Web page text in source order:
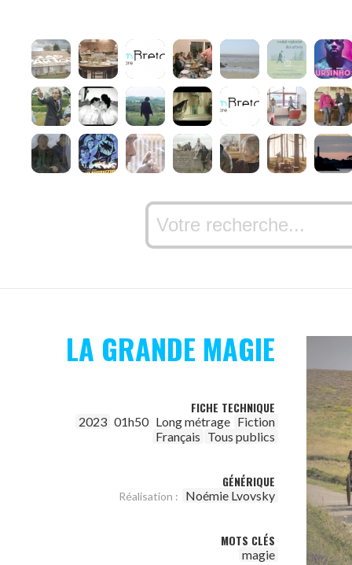
LA GRANDE MAGIE
FICHE TECHNIQUE
2023 01h50 Long métrage Fiction
Français Tous publics
GÉNÉRIQUE
Réalisation : Noémie Lvovsky
MOTS CLÉS
magie